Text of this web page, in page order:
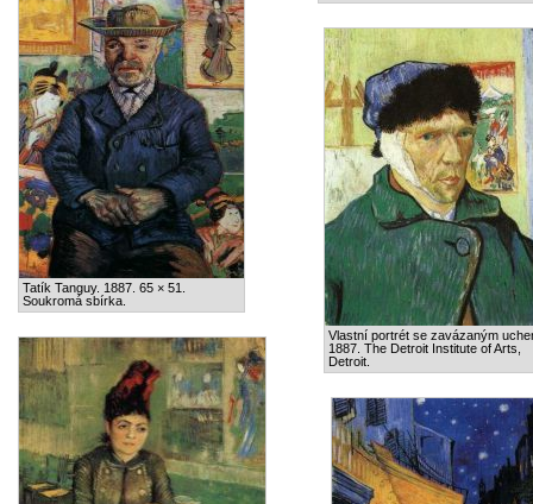
Tatík Tanguy. 1887. 65 × 51.
Soukromá sbírka.
Vlastní portrét se zavázaným
1887. The Detroit Institute of Arts,
Detroit.